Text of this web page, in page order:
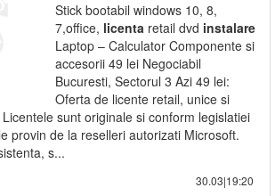
Stick bootabil windows 10, 8,
7,office, licenta retail dvd instalare
Laptop – Calculator Componente si
accesorii 49 lei Negociabil
Bucuresti, Sectorul 3 Azi 49 lei:
Oferta de licente retail, unice si
sunt originale si conform legislatiei
provin de la reselleri autorizati Microsoft.
s...
30.03|19:20